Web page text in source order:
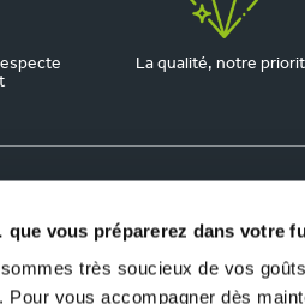
vous préparerez dans votre
très soucieux de vos
vous accompagner dès
La qualité, notre